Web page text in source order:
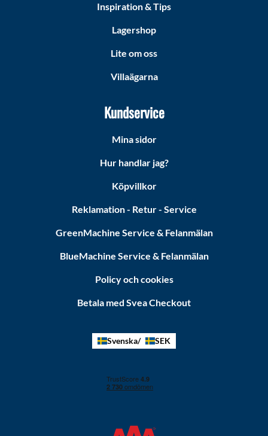
Inspiration & Tips
Lagershop
Lite om oss
Villaägarna
Kundservice
Mina sidor
Hur handlar jag?
Köpvillkor
Reklamation - Retur - Service
GreenMachine Service & Felanmälan
BlueMachine Service & Felanmälan
Policy och cookies
Betala med Svea Checkout
Svenska SEK